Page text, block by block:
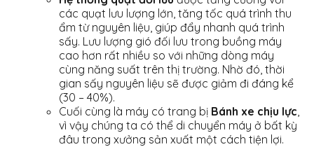
các quạt lưu lượng lớn, tăng tốc quá trình thu
ẩm từ nguyên liệu, giúp đẩy nhanh quá trình
sấy. Lưu lượng gió đối lưu trong buồng máy
cao hơn rất nhiều so với những dòng máy
cùng năng suất trên thị trường. Nhờ đó, thời
gian sấy nguyên liệu sẽ được giảm đi đáng kể
(30 – 40%).
Cuối cùng là máy có trang bị Bánh xe chịu lực
vì vậy chúng ta có thể di chuyển máy ở bất kỳ
đâu trong xưởng sản xuất một cách tiện lợi.